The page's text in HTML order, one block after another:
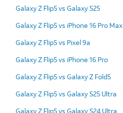
Galaxy Z Flip5 vs Galaxy S25
Galaxy Z Flip5 vs iPhone 16 Pro Max
Galaxy Z Flip5 vs Pixel 9a
Galaxy Z Flip5 vs iPhone 16 Pro
Galaxy Z Flip5 vs Galaxy Z Fold5
Galaxy Z Flip5 vs Galaxy S25 Ultra
Galaxy Z Flip5 vs Galaxy S24 Ultra